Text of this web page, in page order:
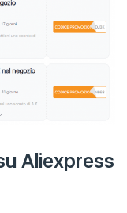
Aliexpress